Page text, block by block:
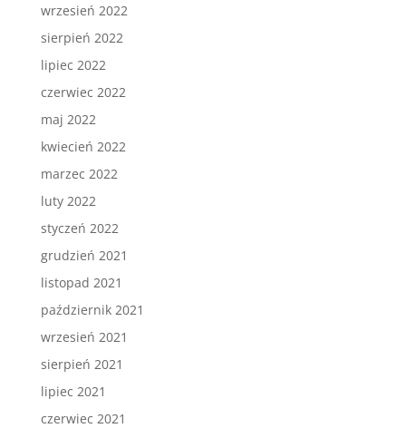
wrzesień 2022
sierpień 2022
lipiec 2022
czerwiec 2022
maj 2022
kwiecień 2022
marzec 2022
luty 2022
styczeń 2022
grudzień 2021
listopad 2021
październik 2021
wrzesień 2021
sierpień 2021
lipiec 2021
czerwiec 2021